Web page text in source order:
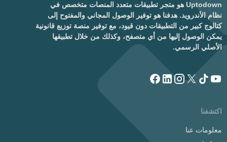
Uptodown هو متجر تطبيقات متعدد المنصات متخصص في
نظام الأندرويد. هدفنا هو توفير الوصول المجاني والمفتوح إلى
كتالوج كبير من التطبيقات دون قيود، مع توفير منصة توزيع قانونية
يمكن الوصول إليها من أي متصفح، وكذلك من خلال تطبيقها
الأصلي الرسمي.
اكتشفنا
معلومات عنا